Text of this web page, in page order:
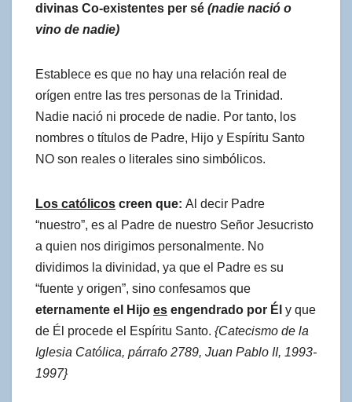
divinas Co-existentes per sé (nadie nació o
vino de nadie)
Establece es que no hay una relación real de
orígen entre las tres personas de la Trinidad.
Nadie nació ni procede de nadie. Por tanto, los
nombres o títulos de Padre, Hijo y Espíritu Santo
NO son reales o literales sino simbólicos.
Los católicos creen que: Al decir Padre
“nuestro”, es al Padre de nuestro Señor Jesucristo
a quien nos dirigimos personalmente. No
dividimos la divinidad, ya que el Padre es su
“fuente y origen”, sino confesamos que
eternamente el Hijo es engendrado por Él y que
de Él procede el Espíritu Santo. {Catecismo de la
Iglesia Católica, párrafo 2789, Juan Pablo II, 1993-
1997}